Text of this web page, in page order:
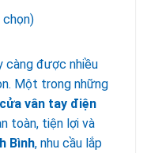
càng được nhiều
Một trong những
vân tay điện
toàn, tiện lợi và
Bình, nhu cầu lắp